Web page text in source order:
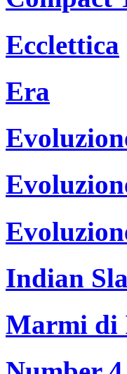
Ecclettica
Era
Indian
Marmi di